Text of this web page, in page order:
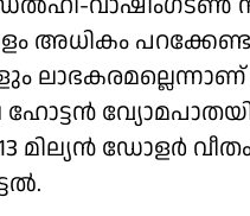
അധികം
മില്യന്‍ ഡോളര്‍